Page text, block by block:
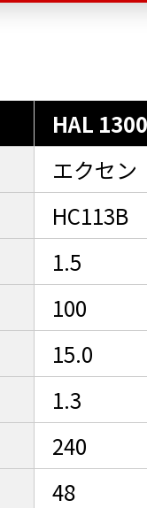
HAL
エクセン
HC113B
1.5
100
15.0
1.3
240
48